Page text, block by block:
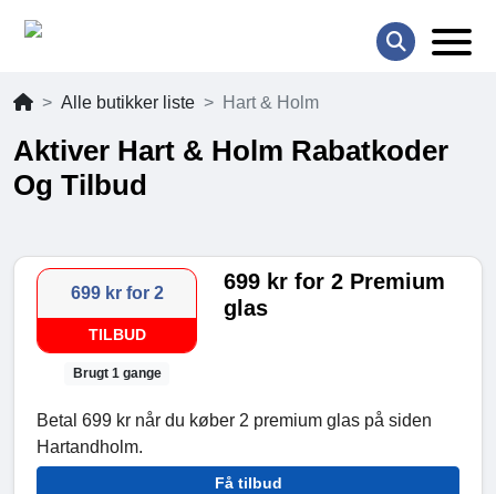
Alle butikker liste Hart & Holm
Aktiver Hart & Holm Rabatkoder
Og Tilbud
699 kr for 2
TILBUD
Brugt 1 gange
699 kr for 2 Premium
glas
Betal 699 kr når du køber 2 premium glas på siden
Hartandholm.
Få tilbud